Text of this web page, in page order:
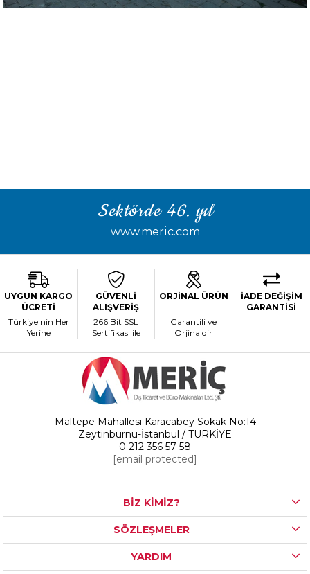
Sektörde 46. yıl
www.meric.com
UYGUN KARGO
ÜCRETİ
Türkiye'nin Her
Yerine
GÜVENLİ
ALIŞVERİŞ
266 Bit SSL
Sertifikası ile
ORJİNAL ÜRÜN
Garantili ve
Orjinaldir
İADE DEĞİŞİM
GARANTİSİ
Maltepe Mahallesi Karacabey Sokak No:14
Zeytinburnu-İstanbul / TÜRKİYE
0 212 356 57 58
[email protected]
BİZ KİMİZ?
SÖZLEŞMELER
YARDIM